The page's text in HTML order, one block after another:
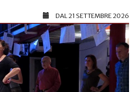
DAL21 SETTEMBRE 2026